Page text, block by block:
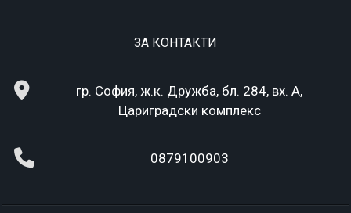
ЗА КОНТАКТИ
гр. София, ж.к. Дружба, бл. 284, вх. А,
Цариградски комплекс
0879100903